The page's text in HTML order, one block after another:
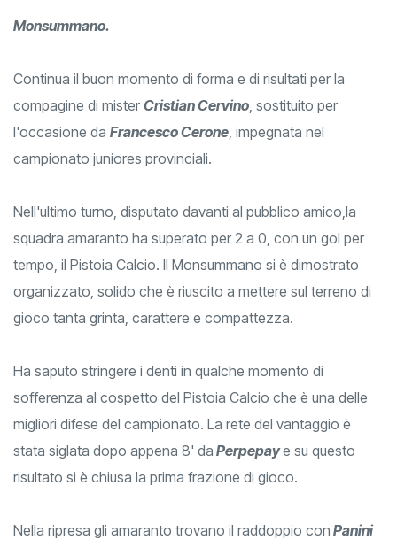
Monsummano.
Continua il buon momento di forma e di risultati per la
compagine di mister Cristian Cervino , sostituito per
l'occasione da Francesco Cerone , impegnata nel
campionato juniores provinciali.
Nell'ultimo turno, disputato davanti al pubblico amico,la
squadra amaranto ha superato per 2 a 0, con un gol per
tempo, il Pistoia Calcio. Il Monsummano si è dimostrato
organizzato, solido che è riuscito a mettere sul terreno di
gioco tanta grinta, carattere e compattezza.
Ha saputo stringere i denti in qualche momento di
sofferenza al cospetto del Pistoia Calcio che è una delle
migliori difese del campionato. La rete del vantaggio è
stata siglata dopo appena 8' da Perpepaye su questo
risultato si è chiusa la prima frazione di gioco.
Nella ripresa gli amaranto trovano il raddoppio con Panini